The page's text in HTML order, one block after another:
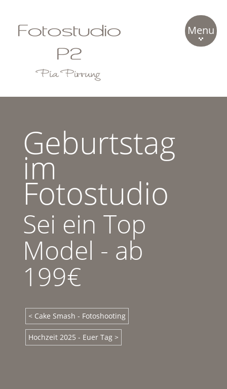
Menu
Kontakt
Geburtstag
im
Fotostudio
Sei ein Top
Model - ab
199€
< Cake Smash - Fotoshooting
Hochzeit 2025 - Euer Tag >